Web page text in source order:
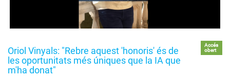
Oriol Vinyals: "Rebre aquest 'honoris' és de
les oportunitats més úniques que la IA que
m'ha donat"
Accés
obert